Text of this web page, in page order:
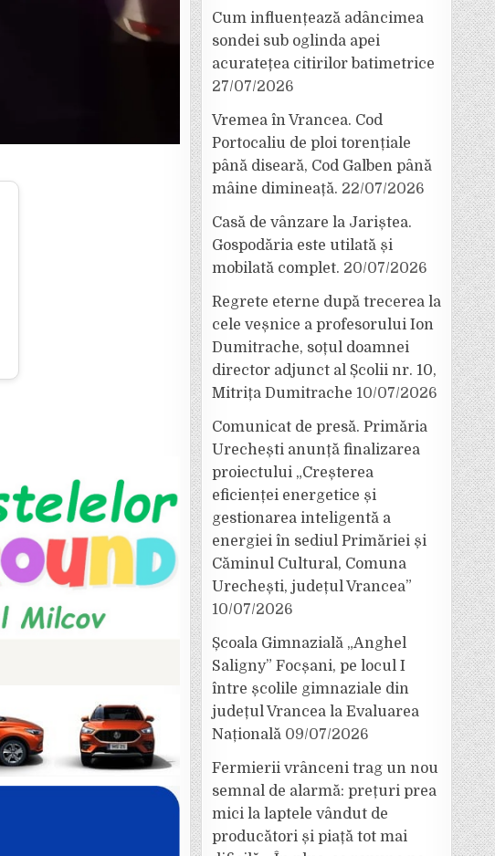
Cum influențează adâncimea
sondei sub oglinda apei
acuratețea citirilor batimetrice
27/07/2026
Vremea în Vrancea. Cod
Portocaliu de ploi torențiale
până diseară, Cod Galben până
mâine dimineață. 22/07/2026
Casă de vânzare la Jariștea.
Gospodăria este utilată și
mobilată complet. 20/07/2026
Regrete eterne după trecerea la
cele veșnice a profesorului Ion
Dumitrache, soțul doamnei
director adjunct al Școlii nr. 10,
Mitrița Dumitrache 10/07/2026
Comunicat de presă. Primăria
Urechești anunță finalizarea
proiectului „Creșterea
eficienței energetice și
gestionarea inteligentă a
energiei în sediul Primăriei și
Căminul Cultural, Comuna
Urechești, județul Vrancea”
10/07/2026
Școala Gimnazială „Anghel
Saligny” Focșani, pe locul I
între școlile gimnaziale din
județul Vrancea la Evaluarea
Națională 09/07/2026
Fermierii vrânceni trag un nou
semnal de alarmă: prețuri prea
mici la laptele vândut de
producători și piață tot mai